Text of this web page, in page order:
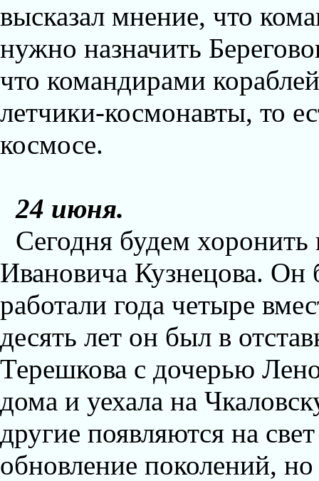
высказал мнение, что
нужно назначить
что командирами
летчики-космонавты, то
космосе.
24 июня.
Сегодня будем хоронить
Ивановича Кузнецова.
работали года четыре
десять лет он был в
Терешкова с дочерью
дома и уехала на
другие появляются на
обновление поколений, но